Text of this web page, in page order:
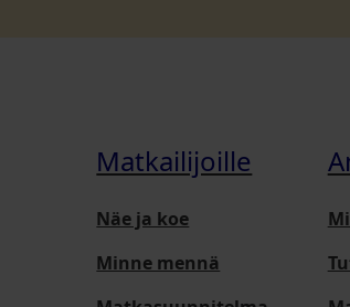
Matkailijoille
Näe ja koe
Minne mennä